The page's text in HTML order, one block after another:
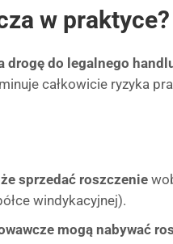
w
drogę do legalnego
całkowicie ryzyka
sprzedać roszczenie
windykacyjnej).
mogą nabywać